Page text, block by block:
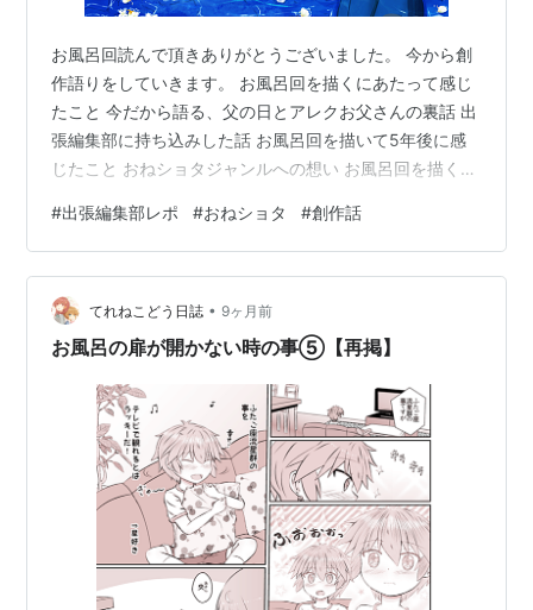
お風呂回読んで頂きありがとうございました。 今から創
作語りをしていきます。 お風呂回を描くにあたって感じ
たこと 今だから語る、父の日とアレクお父さんの裏話 出
張編集部に持ち込みした話 お風呂回を描いて5年後に感
じたこと おねショタジャンルへの想い お風呂回を描くに
今回 お風呂回を投稿しましたが実は過去作で5年前のも
のです。 当時はお風呂のテーマー描くのは無茶苦茶 緊張
していました。 なぜかというと、たまたまですが漫画で
お風呂回を描いた事なかったので(;^ω^) 描くけど、描け
るのだろうか…と不安の中描いていた記憶があります。
#出張編集部レポ #おねショタ #創作話
てれねこどう日誌 • 9ヶ月前
お風呂の扉が開かない時の事⑤【再掲】